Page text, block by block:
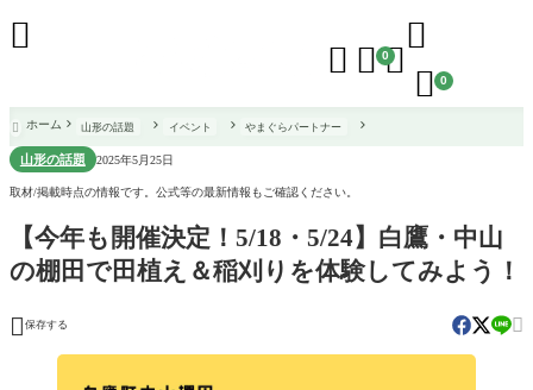
  0

 0

 ホーム 山形の話題 イベント やまぐらパートナー
山形の話題 2025年5月25日
取材/掲載時点の情報です。公式等の最新情報もご確認ください。
【今年も開催決定！5/18・5/24】白鷹・中山
の棚田で田植え＆稲刈りを体験してみよう！
 保存する 